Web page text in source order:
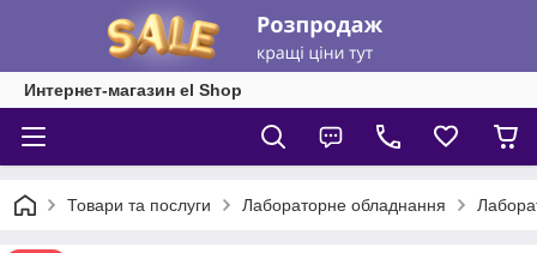
Интернет-магазин el Shop
Товари та послуги Лабораторне обладнання